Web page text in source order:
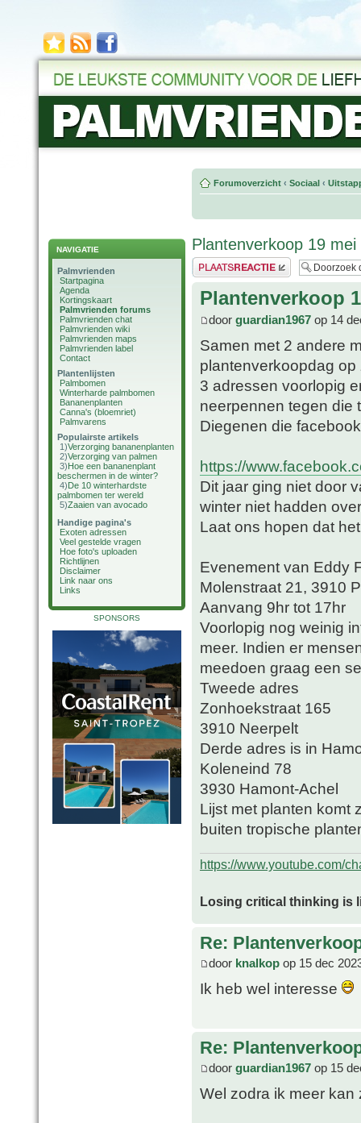
NAVIGATIE
Palmvrienden
Startpagina
Agenda
Kortingskaart
Palmvrienden forums
Palmvrienden chat
Palmvrienden wiki
Palmvrienden maps
Palmvrienden label
Contact
Plantenlijsten
Palmbomen
Winterharde palmbomen
Bananenplanten
Canna's (bloemriet)
Palmvarens
Populairste artikels
1)Verzorging bananenplanten
2)Verzorging van palmen
3)Hoe een bananenplant
beschermen in de winter?
4)De 10 winterhardste
palmbomen ter wereld
5)Zaaien van avocado
Handige pagina's
Exoten adressen
Veel gestelde vragen
Hoe foto's uploaden
Richtlijnen
Disclaimer
Link naar ons
Links
SPONSORS
Forumoverzicht ‹ Sociaal ‹
Plantenverkoop 19 mei
Plaats een reactie
Plantenverkoop
door guardian1967 op 14
Samen met 2 andere
plantenverkoopdag
3 adressen voorlopig
neerpennen tegen die
Diegenen die
https://
Dit jaar ging niet door
winter niet hadden
Laat ons hopen dat
Evenement van Eddy
Molenstraat 21, 3910
Aanvang 9hr tot 17hr
Voorlopig nog weinig
meer. Indien er
meedoen graag een
Tweede adres
Zonhoekstraat 165
3910 Neerpelt
Derde adres is in
Koleneind 78
3930 Hamont-Achel
Lijst met planten komt
buiten tropische
https://www.youtube.com/
Losing critical thinking is
Re:
door knalkop op 15 dec
Ik heb wel interesse
Re:
door guardian1967 op 15
Wel zodra ik meer